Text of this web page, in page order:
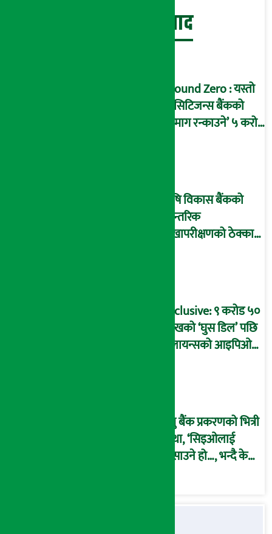
बेथिति मुर्दाबाद
Ground Zero : यस्तो
छ सिटिजन्स बैंकको
‘दिमाग रन्काउने’ ५ करोड
कृषि विकास बैंकको
आन्तरिक
लेखापरीक्षणको ठेक्का
आरोप !
Exclusive: ९ करोड ५०
लाखको ‘घुस डिल’ पछि
रिलायन्सको आइपिओ
प्रभु बैंक प्रकरणको भित्री
कथा, ‘सिइओलाई
फसाउने हो…, भन्दै के